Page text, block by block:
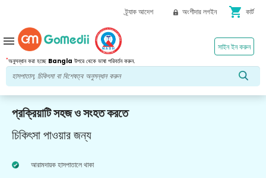
ট্র্যাক আদেশ অংশীদার লগইন shopping_cart কার্ট
*অনুসন্ধান করা হচ্ছে Bangla উপরে থেকে ভাষা পরিবর্তন করুন.
সাইন ইন করুন
menu
প্রক্রিয়াটি সহজ ও সংহত করতে
চিকিৎসা পাওয়ার জন্য
আরামদায়ক হাসপাতালে থাকা